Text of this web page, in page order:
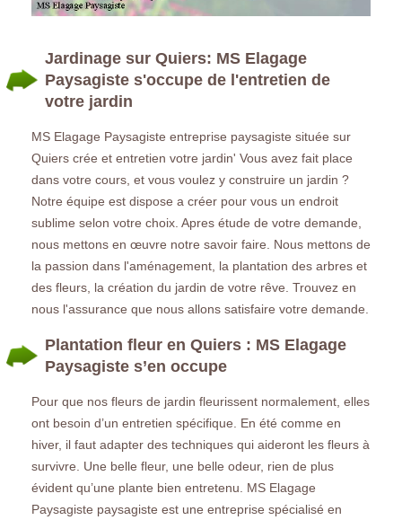
Jardinage sur Quiers: MS Elagage
Paysagiste s'occupe de l'entretien de
votre jardin
MS Elagage Paysagiste entreprise paysagiste située sur
Quiers crée et entretien votre jardin' Vous avez fait place
dans votre cours, et vous voulez y construire un jardin ?
Notre équipe est dispose a créer pour vous un endroit
sublime selon votre choix. Apres étude de votre demande,
nous mettons en œuvre notre savoir faire. Nous mettons de
la passion dans l'aménagement, la plantation des arbres et
des fleurs, la création du jardin de votre rêve. Trouvez en
nous l'assurance que nous allons satisfaire votre demande.
Plantation fleur en Quiers : MS Elagage
Paysagiste s’en occupe
Pour que nos fleurs de jardin fleurissent normalement, elles
ont besoin d’un entretien spécifique. En été comme en
hiver, il faut adapter des techniques qui aideront les fleurs à
survivre. Une belle fleur, une belle odeur, rien de plus
évident qu’une plante bien entretenu. MS Elagage
Paysagiste paysagiste est une entreprise spécialisé en